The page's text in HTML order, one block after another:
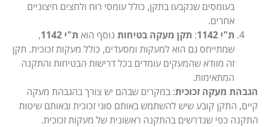
בעומסים שנקבעו בתקן, כולל עומסי רוח ולחצים חיצוניים
אחרים.
ת"י 1142
:תקן מעקה בטיחותנוסף הוא ת"י 1142
,
שמתייחס גם הוא למעקות ומסעדים, כולל מעקות זכוכית. תקן
זה מוודא שהמעקים עומדים בכל דרישות הבטיחות והתקנה
המתאימות.
מעקה זכוכית: במקרים שבהם יש צורך בהגבהת מעקה
התקן קובע שיש להשתמש באותם סוגי זכוכית ובאותם שיטות
כפי שנדרשים בהתקנה ראשונית של מעקות זכוכית.